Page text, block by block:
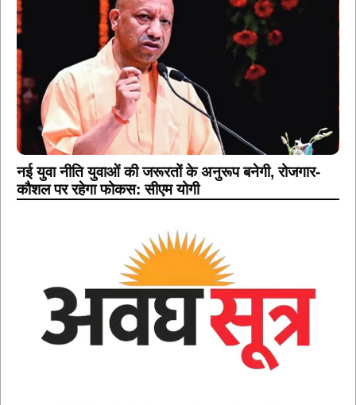
नई युवा नीति युवाओं की जरूरतों के अनुरूप बनेगी, रोजगार-
कौशल पर रहेगा फोकस: सीएम योगी